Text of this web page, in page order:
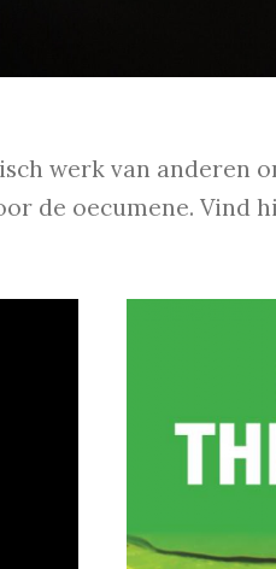
werk van anderen
de oecumene. Vind